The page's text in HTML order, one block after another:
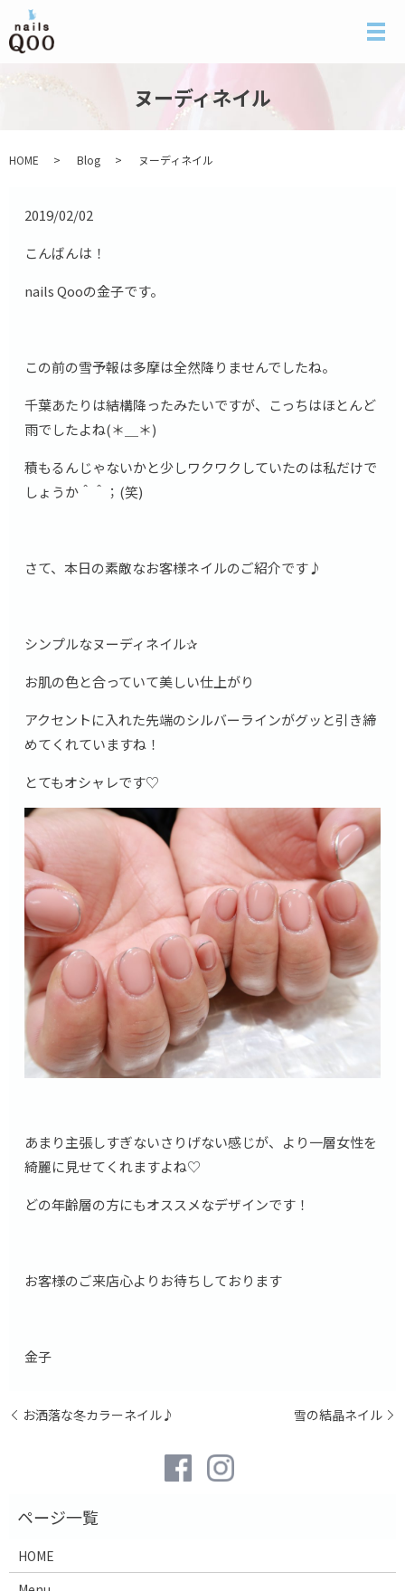
メ
ヌーディネイル
HOME Blog ヌーディネイル
2019/02/02
こんばんは！
nails Qooの金子です。
この前の雪予報は多摩は全然降りませんでしたね。
千葉あたりは結構降ったみたいですが、こっちはほとんど
雨でしたよね(＊＿＊)
積もるんじゃないかと少しワクワクしていたのは私だけで
しょうか＾＾；(笑)
さて、本日の素敵なお客様ネイルのご紹介です♪
シンプルなヌーディネイル✰
お肌の色と合っていて美しい仕上がり
アクセントに入れた先端のシルバーラインがグッと引き締
めてくれていますね！
とてもオシャレです♡
あまり主張しすぎないさりげない感じが、より一層女性を
綺麗に見せてくれますよね♡
どの年齢層の方にもオススメなデザインです！
お客様のご来店心よりお待ちしております
金子
お洒落な冬カラーネイル♪ 雪の結晶ネイル
HOME